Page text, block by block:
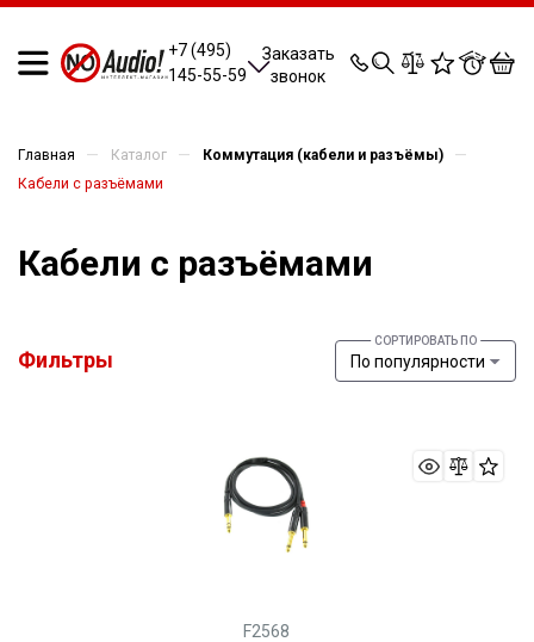
+7 (495)
145-55-59
Заказать
звонок
0 0 0 0
Главная — Каталог — Коммутация (кабели и разъёмы) —
Кабели с разъёмами
Кабели с разъёмами
Фильтры По популярности
F2568